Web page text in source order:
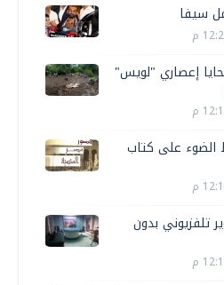
سيفا
إعصاري "لويس"
الضوء على كتاب
تلفزيوني بدون